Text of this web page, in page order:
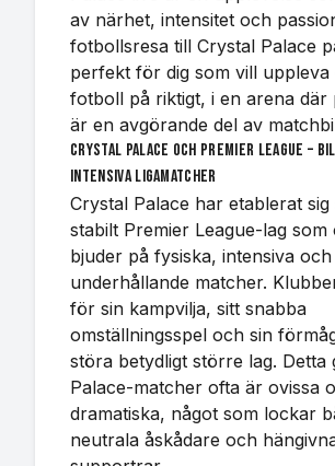
av närhet, intensitet och
fotbollsresa till Crystal Palace
perfekt för dig som vill uppleva
fotboll på riktigt, i en arena där
är en avgörande del av
Crystal Palace och Premier League
intensiva ligamatcher
Crystal Palace har etablerat sig
stabilt Premier League-lag som
bjuder på fysiska, intensiva och
underhållande matcher.
för sin kampvilja, sitt snabba
omställningsspel och sin
störa betydligt större lag. Detta
Palace-matcher ofta är ovissa
dramatiska, något som lockar
neutrala åskådare och